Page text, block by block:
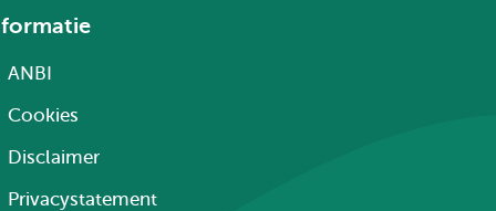
ANBI
Cookies
Disclaimer
Privacystatement